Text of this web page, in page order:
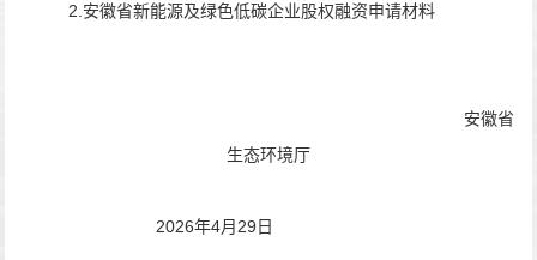
2. 安徽省新能源及绿色低碳企业股权融资申请材料
安徽省
生态环境厅
2026年4月 29 日